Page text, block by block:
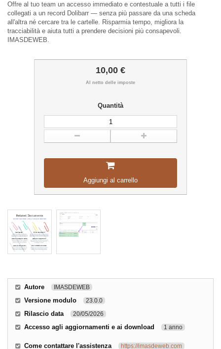
Offre al tuo team un accesso immediato e contestuale a tutti i file
collegati a un record Dolibarr — senza più passare da una scheda
all'altra né cercare tra le cartelle. Risparmia tempo, migliora la
tracciabilità e aiuta tutti a prendere decisioni più consapevoli.
IMASDEWEB.
10,00 €
Al netto delle imposte
Quantità
Aggiungi al carrello
Autore IMASDEWEB
Versione modulo 23.0.0
Rilascio data 20/05/2026
Accesso agli aggiornamenti e ai download 1 anno
Come contattare l'assistenza https://imasdeweb.com